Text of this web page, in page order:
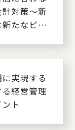
対策～新
たなビッ
実現する
経営管理
ト